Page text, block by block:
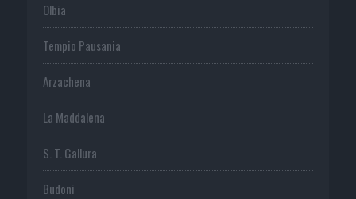
Olbia
Tempio Pausania
Arzachena
La Maddalena
S. T. Gallura
Budoni